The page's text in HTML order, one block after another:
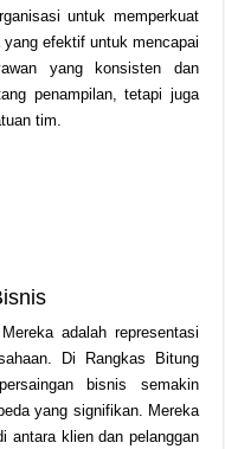
untuk memperkuat
efektif untuk mencapai
yang konsisten dan
penampilan, tetapi juga
tim.
adalah representasi
Di Rangkas Bitung
bisnis semakin
yang signifikan. Mereka
antara klien dan pelanggan